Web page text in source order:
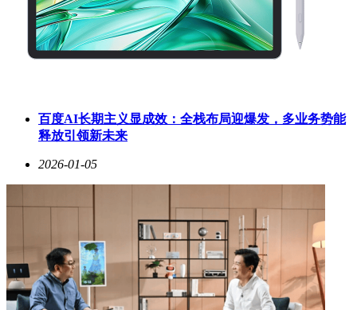
百度AI长期主义显成效：全栈布局迎爆发，多业务势能
释放引领新未来
2026-01-05